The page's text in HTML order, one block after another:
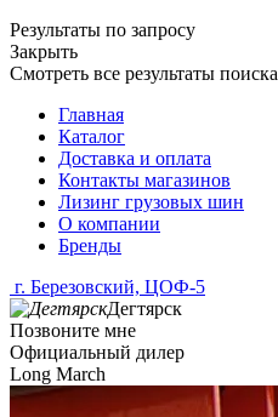
Результаты по запросу
Закрыть
Смотреть все результаты поиска
Главная
Каталог
Доставка и оплата
Контакты магазинов
Лизинг грузовых шин
О компании
Бренды
г. Березовский, ЦОФ-5
Дегтярск
Позвоните мне
Официальный дилер
Long March